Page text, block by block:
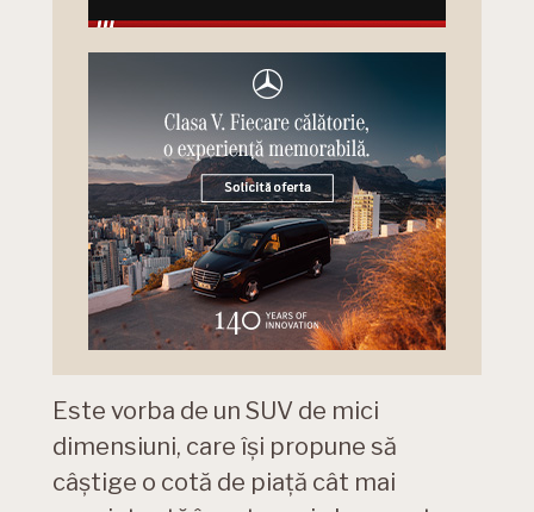
Este vorba de un SUV de mici
dimensiuni, care își propune să
câștige o cotă de piață cât mai